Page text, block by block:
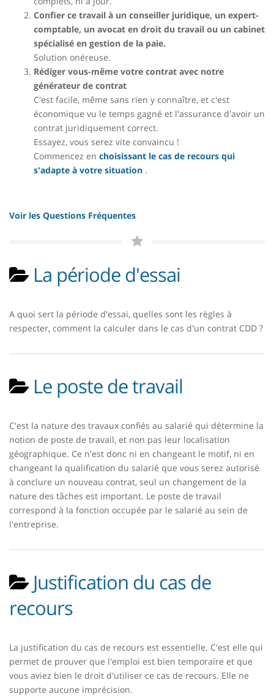
Confier ce travail à un conseiller juridique, un expert-
comptable, un avocat en droit du travail ou un cabinet
spécialisé en gestion de la paie.
Solution onéreuse.
Rédiger vous-même votre contrat avec notre
générateur de contrat
C'est facile, même sans rien y connaître, et c'est
économique vu le temps gagné et l'assurance d'avoir un
contrat juridiquement correct.
Essayez, vous serez vite convaincu !
Commencez en choisissant le cas de recours qui
s'adapte à votre situation .
Voir les Questions Fréquentes
La période d'essai
A quoi sert la période d'essai, quelles sont les règles à
respecter, comment la calculer dans le cas d'un contrat CDD ?
Le poste de travail
C'est la nature des travaux confiés au salarié qui détermine la
notion de poste de travail, et non pas leur localisation
géographique. Ce n'est donc ni en changeant le motif, ni en
changeant la qualification du salarié que vous serez autorisé
à conclure un nouveau contrat, seul un changement de la
nature des tâches est important. Le poste de travail
correspond à la fonction occupée par le salarié au sein de
l'entreprise.
Justification du cas de
recours
La justification du cas de recours est essentielle. C'est elle qui
permet de prouver que l'emploi est bien temporaire et que
vous aviez bien le droit d'utiliser ce cas de recours. Elle ne
supporte aucune imprécision.